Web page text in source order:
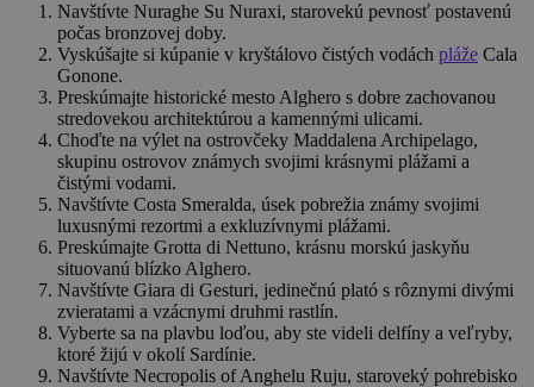
Navštívte Nuraghe Su Nuraxi, starovekú pevnosť postavenú
počas bronzovej doby.
Vyskúšajte si kúpanie v kryštálovo čistých vodách pláže Cala
Gonone.
Preskúmajte historické mesto Alghero s dobre zachovanou
stredovekou architektúrou a kamennými ulicami.
Choďte na výlet na ostrovčeky Maddalena Archipelago,
skupinu ostrovov známych svojimi krásnymi plážami a
čistými vodami.
Navštívte Costa Smeralda, úsek pobrežia známy svojimi
luxusnými rezortmi a exkluzívnymi plážami.
Preskúmajte Grotta di Nettuno, krásnu morskú jaskyňu
situovanú blízko Alghero.
Navštívte Giara di Gesturi, jedinečnú plató s rôznymi divými
zvieratami a vzácnymi druhmi rastlín.
Vyberte sa na plavbu loďou, aby ste videli delfíny a veľryby,
ktoré žijú v okolí Sardínie.
Navštívte Necropolis of Anghelu Ruju, staroveký pohrebisko